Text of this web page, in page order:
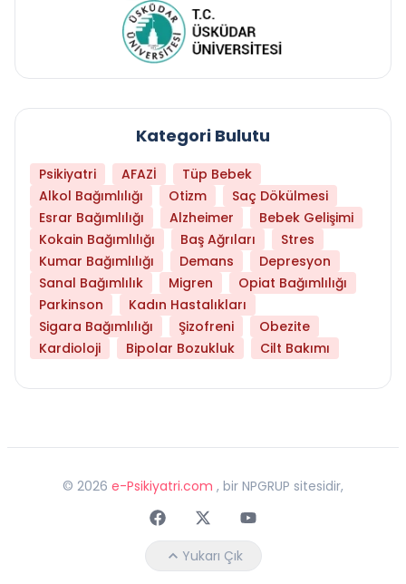
Kategori Bulutu
Psikiyatri AFAZİ
Tüp Bebek
Alkol Bağımlılığı
Otizm
Saç Dökülmesi
Esrar Bağımlılığı
Alzheimer
Bebek Gelişimi
Kokain Bağımlılığı
Baş Ağrıları
Stres
Kumar Bağımlılığı
Demans
Depresyon
Sanal Bağımlılık
Migren
Opiat Bağımlılığı
Parkinson
Kadın Hastalıkları
Sigara Bağımlılığı
Şizofreni
Obezite
Kardioloji
Bipolar Bozukluk Cilt Bakımı
© 2026 e-Psikiyatri.com , bir NPGRUP sitesidir,
FaceebokTwitterYoutube
Yukarı Çık